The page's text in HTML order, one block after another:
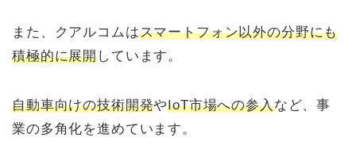
また、クアルコムはスマートフォン以外の分野にも
積極的に展開しています。
自動車向けの技術開発やIoT市場への参入など、事
業の多角化を進めています。